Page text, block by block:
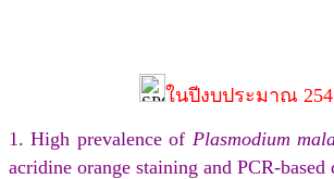
ในปีงบประมาณ
1. High prevalence of Plasmodium
acridine orange staining and PCR-